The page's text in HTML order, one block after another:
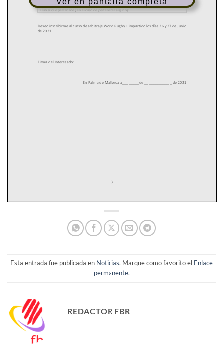
Esta entrada fue publicada en Noticias. Marque como favorito el Enlace
permanente.
REDACTOR FBR